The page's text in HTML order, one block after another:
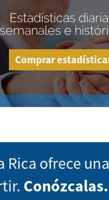
Estadísticas
semanales e
Comprar
Rica ofrece
Conózcalas.